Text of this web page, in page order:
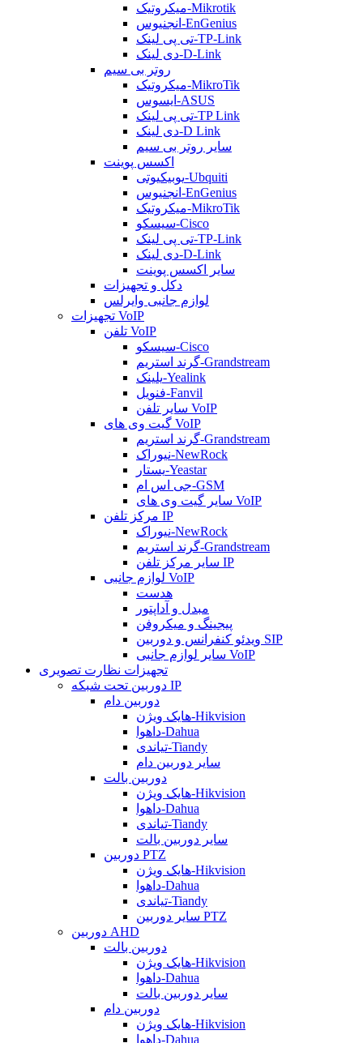
میکروتیک-Mikrotik
انجنیوس-EnGenius
تی پی لینک-TP-Link
دی لینک-D-Link
روتر بی سیم
میکروتیک-MikroTik
ایسوس-ASUS
تی پی لینک-TP Link
دی لینک-D Link
سایر روتر بی سیم
اکسس پوینت
یوبیکیوتی-Ubquiti
انجنیوس-EnGenius
میکروتیک-MikroTik
سیسکو-Cisco
تی پی لینک-TP-Link
دی لینک-D-Link
سایر اکسس پوینت
دکل و تجهیزات
لوازم جانبی وایرلس
تجهیزات VoIP
تلفن VoIP
سیسکو-Cisco
گرند استریم-Grandstream
یلینک-Yealink
فنویل-Fanvil
سایر تلفن VoIP
گیت وی های VoIP
گرند استریم-Grandstream
نیوراک-NewRock
یستار-Yeastar
جی اس ام-GSM
سایر گیت وی های VoIP
مرکز تلفن IP
نیوراک-NewRock
گرند استریم-Grandstream
سایر مرکز تلفن IP
لوازم جانبی VoIP
هدست
مبدل و آداپتور
پیجینگ و میکروفن
ویدئو کنفرانس و دوربین SIP
سایر لوازم جانبی VoIP
تجهیزات نظارت تصویری
دوربین تحت شبکه IP
دوربین دام
هایک ویژن-Hikvision
داهوا-Dahua
تیاندی-Tiandy
سایر دوربین دام
دوربین بالت
هایک ویژن-Hikvision
داهوا-Dahua
تیاندی-Tiandy
سایر دوربین بالت
دوربین PTZ
هایک ویژن-Hikvision
داهوا-Dahua
تیاندی-Tiandy
سایر دوربین PTZ
دوربین AHD
دوربین بالت
هایک ویژن-Hikvision
داهوا-Dahua
سایر دوربین بالت
دوربین دام
هایک ویژن-Hikvision
داهوا-Dahua